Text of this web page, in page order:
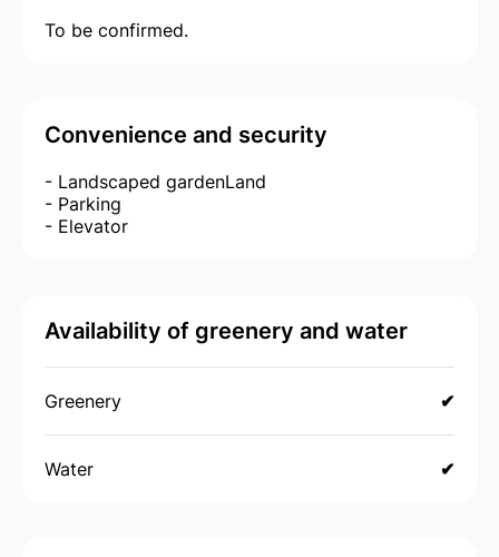
To be confirmed.
Convenience and security
- Landscaped gardenLand
- Parking
- Elevator
Availability of greenery and water
Greenery ✔
Water ✔